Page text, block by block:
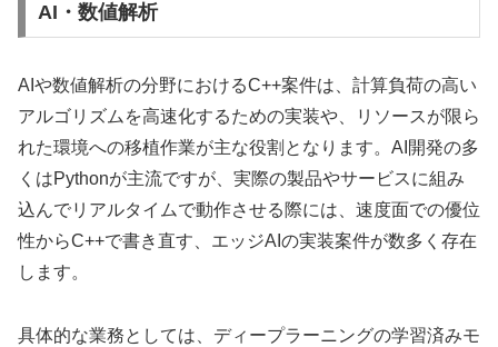
AI・数値解析
AIや数値解析の分野におけるC++案件は、計算負荷の高い
アルゴリズムを高速化するための実装や、リソースが限ら
れた環境への移植作業が主な役割となります。AI開発の多
くはPythonが主流ですが、実際の製品やサービスに組み
込んでリアルタイムで動作させる際には、速度面での優位
性からC++で書き直す、エッジAIの実装案件が数多く存在
します。
具体的な業務としては、ディープラーニングの学習済みモ